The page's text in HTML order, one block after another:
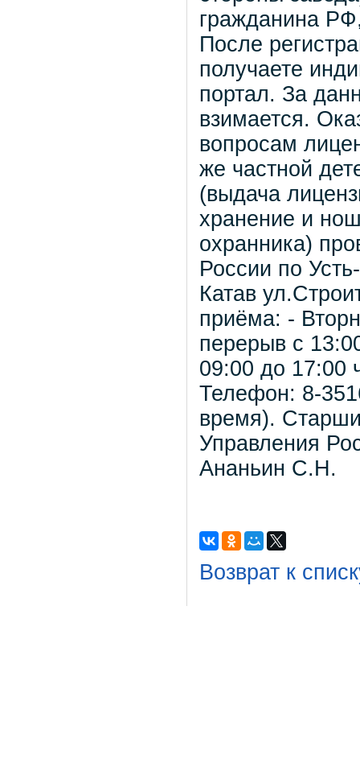
гражданина
После
получаете
портал. За
взимается.
вопросам
же частной
(выдача
хранение и
охранника)
России по
Катав
приёма: -
перерыв с
09:00 до 17:00
Телефон: 8-
время).
Управления
Ананьин С.Н.
Возврат к